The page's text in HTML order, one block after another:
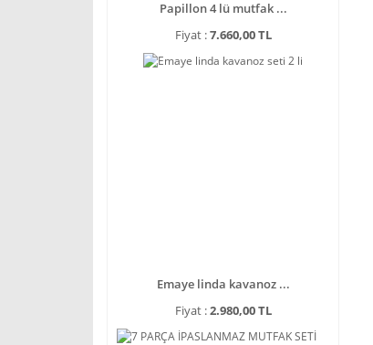
Papillon 4 lü mutfak ...
Fiyat :7.660,00 TL
Emaye linda kavanoz ...
Fiyat :2.980,00 TL